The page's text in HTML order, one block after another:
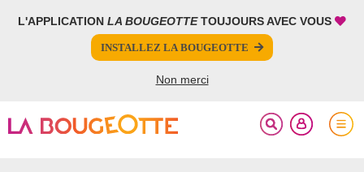
L'APPLICATION LA BOUGEOTTETOUJOURS AVEC VOUS
INSTALLEZ LA BOUGEOTTE
Non merci
FERMER
PARTAGER
FERMER
Votre inscription à la newsletter a été effectuée.